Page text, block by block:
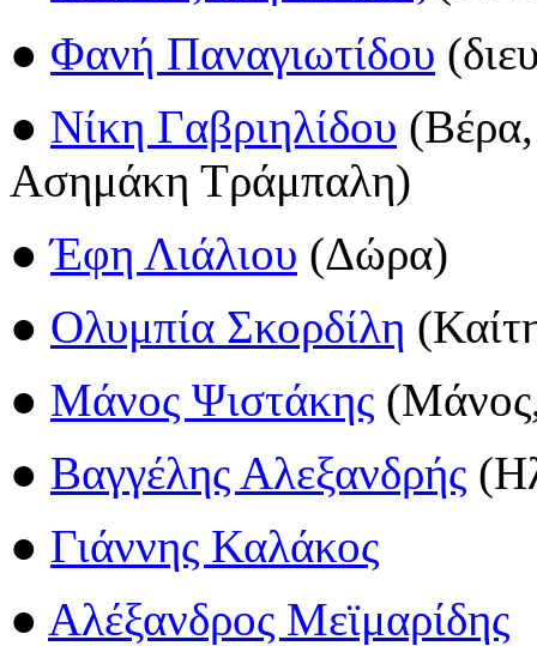
● Φανή Παναγιωτίδου
● Νίκη Γαβριηλίδου
Ασημάκη Τράμπαλη)
●Έφη Λιάλιου (Δώρα)
● Ολυμπία Σκορδίλη
● Μάνος Ψιστάκης
● Βαγγέλης Αλεξανδρής
● Γιάννης Καλάκος
● Αλέξανδρος Μεϊμαρίδης